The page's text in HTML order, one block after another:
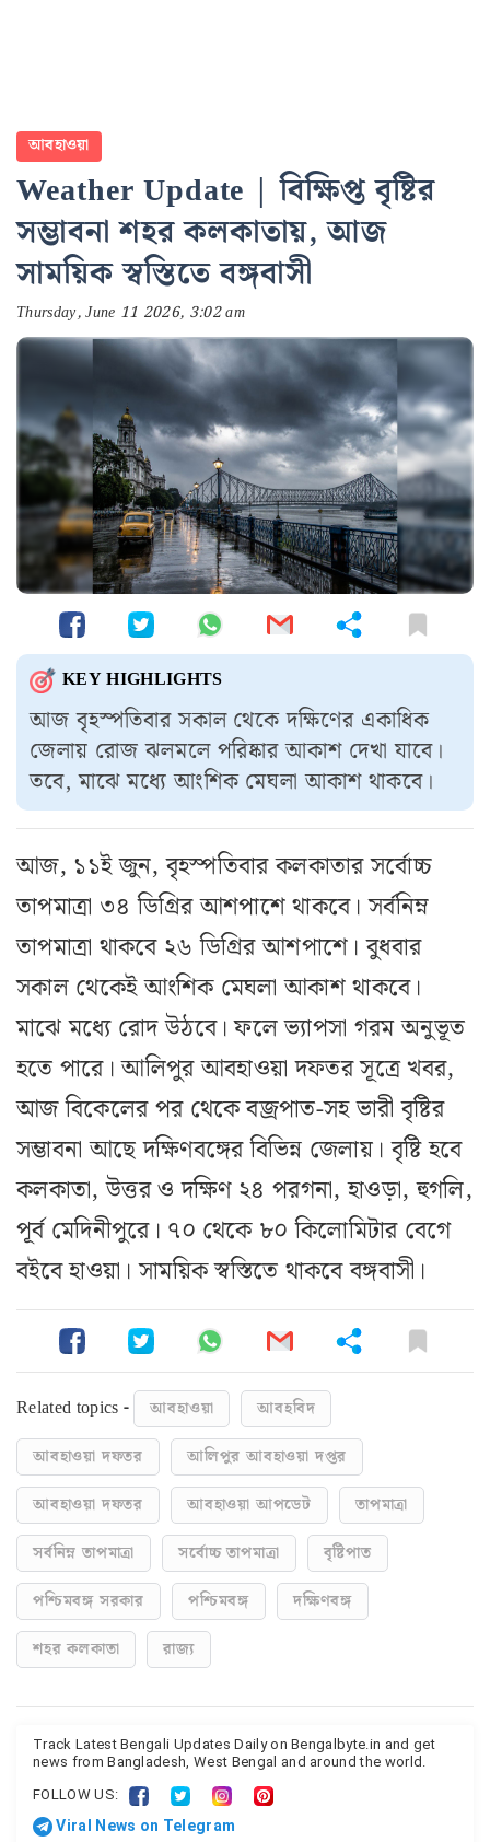
আবহাওয়া
Weather Update | বিক্ষিপ্ত বৃষ্টির
সম্ভাবনা শহর কলকাতায়, আজ
সাময়িক স্বস্তিতে বঙ্গবাসী
Thursday, June 11 2026, 3:02 am
KEY HIGHLIGHTS
আজ বৃহস্পতিবার সকাল থেকে দক্ষিণের একাধিক
জেলায় রোজ ঝলমলে পরিষ্কার আকাশ দেখা যাবে।
তবে, মাঝে মধ্যে আংশিক মেঘলা আকাশ থাকবে।
আজ, ১১ই জুন, বৃহস্পতিবার কলকাতার সর্বোচ্চ
তাপমাত্রা ৩৪ ডিগ্রির আশপাশে থাকবে। সর্বনিম্ন
তাপমাত্রা থাকবে ২৬ ডিগ্রির আশপাশে। বুধবার
সকাল থেকেই আংশিক মেঘলা আকাশ থাকবে।
মাঝে মধ্যে রোদ উঠবে। ফলে ভ্যাপসা গরম অনুভূত
হতে পারে। আলিপুর আবহাওয়া দফতর সূত্রে খবর,
আজ বিকেলের পর থেকে বজ্রপাত-সহ ভারী বৃষ্টির
সম্ভাবনা আছে দক্ষিণবঙ্গের বিভিন্ন জেলায়। বৃষ্টি হবে
কলকাতা, উত্তর ও দক্ষিণ ২৪ পরগনা, হাওড়া, হুগলি,
পূর্ব মেদিনীপুরে। ৭০ থেকে ৮০ কিলোমিটার বেগে
বইবে হাওয়া। সাময়িক স্বস্তিতে থাকবে বঙ্গবাসী।
Related topics - আবহাওয়া
আবহবিদ
আবহাওয়া দফতর
আলিপুর আবহাওয়া দপ্তর
আবহাওয়া দফতর
আবহাওয়া আপডেট
তাপমাত্রা
সর্বনিম্ন তাপমাত্রা
সর্বোচ্চ তাপমাত্রা
বৃষ্টিপাত
পশ্চিমবঙ্গ সরকার
পশ্চিমবঙ্গ
দক্ষিণবঙ্গ
শহর কলকাতা
রাজ্য
Track Latest Bengali Updates Daily on Bengalbyte.in and get
news from Bangladesh, West Bengal and around the world.
FOLLOW US:
Viral News on Telegram